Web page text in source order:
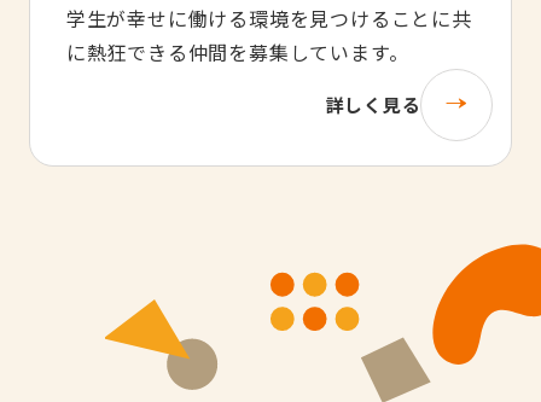
学生が幸せに働ける環境を見つけることに共
に熱狂できる仲間を募集しています。
詳しく見る